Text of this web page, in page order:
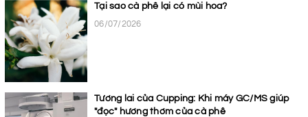
Tại sao cà phê lại có mùi hoa?
06/07/2026
Tương lai của Cupping: Khi máy GC/MS giúp
"đọc" hương thơm của cà phê